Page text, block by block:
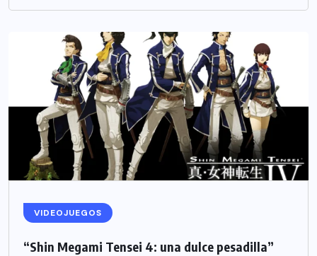
VIDEOJUEGOS
“Shin Megami Tensei 4: una dulce pesadilla”